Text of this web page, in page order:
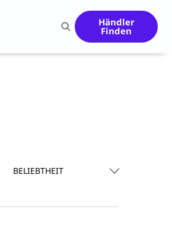
Händler
Finden
BELIEBTHEIT